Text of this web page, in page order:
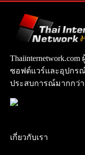
ซอฟต์แวร์และอุปกร
ประสบการณ์มากกว่า
เกี่ยวกับเรา